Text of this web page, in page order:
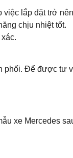
lắp đặt trở
chịu nhiệt tốt.
Để được tư
xe Mercedes